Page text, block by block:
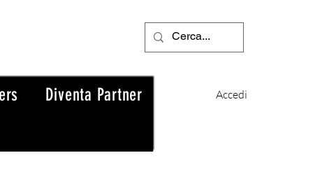
Diventa Partner
Accedi